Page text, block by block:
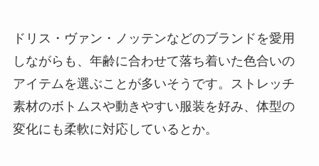
ドリス・ヴァン・ノッテンなどのブランドを愛用
しながらも、年齢に合わせて落ち着いた色合いの
アイテムを選ぶことが多いそうです。ストレッチ
素材のボトムスや動きやすい服装を好み、体型の
変化にも柔軟に対応しているとか。